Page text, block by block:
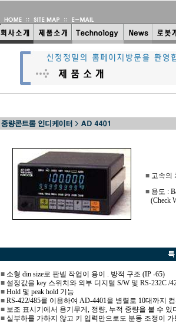
■ 고속의
■ 용도 :
(Check
■소형 din size로 판넬 작업이 용이 . 방적 구조 (IP -65)
■설정값을 key 스위치와 외부 디지털 S/W 및 RS-232C /
■Hold 및 peak hold 기능
■RS-422/485를 이용하여 AD-4401을 병렬로 10대까지
■보조 표시기에서 용기무게, 정량, 누적 중량을 볼 수 있
■실부하를 가하지 않고 키 입력만으로도 분동 조정이 가